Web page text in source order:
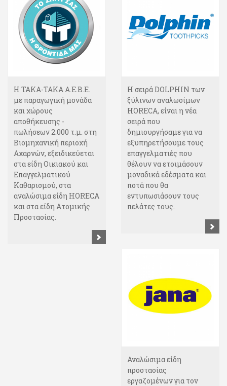
Η ΤΑΚΑ-ΤΑΚΑ Α.Ε.Β.Ε.
με παραγωγική μονάδα
και χώρους
αποθήκευσης -
πωλήσεων 2.000 τ.μ. στη
Βιομηχανική περιοχή
Αχαρνών, εξειδικεύεται
στα είδη Οικιακού και
Επαγγελματικού
Καθαρισμού, στα
αναλώσιμα είδη HORECA
και στα είδη Ατομικής
Προστασίας.
Η σειρά DOLPHIΝ των
ξύλινων αναλωσίμων
HORECA, είναι η νέα
σειρά που
δημιουργήσαμε για να
εξυπηρετήσουμε τους
επαγγελματιές που
θέλουν να ετοιμάσουν
μοναδικά εδέσματα και
ποτά που θα
εντυπωσιάσουν τους
πελάτες τους.
Αναλώσιμα είδη
προστασίας
εργαζομένων για τον